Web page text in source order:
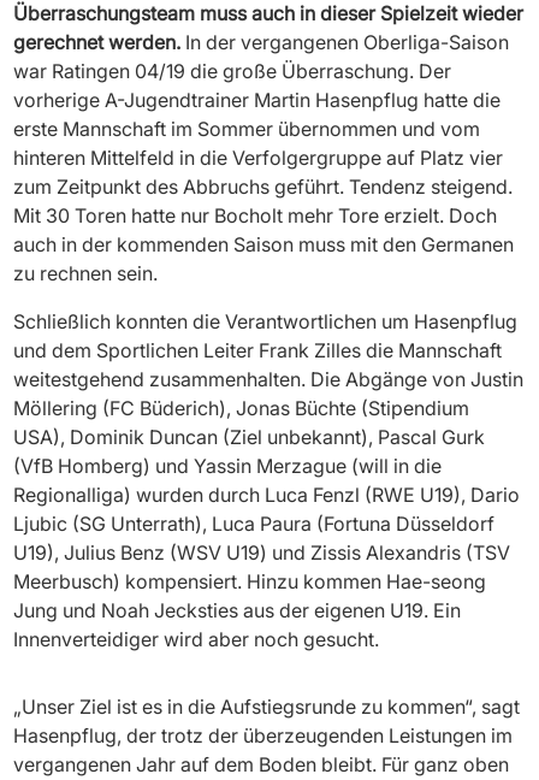
Überraschungsteam muss auch in dieser Spielzeit wieder
gerechnet werden. In der vergangenen Oberliga-Saison
war Ratingen 04/19 die große Überraschung. Der
vorherige A-Jugendtrainer Martin Hasenpflug hatte die
erste Mannschaft im Sommer übernommen und vom
hinteren Mittelfeld in die Verfolgergruppe auf Platz vier
zum Zeitpunkt des Abbruchs geführt. Tendenz steigend.
Mit 30 Toren hatte nur Bocholt mehr Tore erzielt. Doch
auch in der kommenden Saison muss mit den Germanen
zu rechnen sein.
Schließlich konnten die Verantwortlichen um Hasenpflug
und dem Sportlichen Leiter Frank Zilles die Mannschaft
weitestgehend zusammenhalten. Die Abgänge von Justin
Möllering (FC Büderich), Jonas Büchte (Stipendium
USA), Dominik Duncan (Ziel unbekannt), Pascal Gurk
(VfB Homberg) und Yassin Merzague (will in die
Regionalliga) wurden durch Luca Fenzl (RWE U19), Dario
Ljubic (SG Unterrath), Luca Paura (Fortuna Düsseldorf
U19), Julius Benz (WSV U19) und Zissis Alexandris (TSV
Meerbusch) kompensiert. Hinzu kommen Hae-seong
Jung und Noah Jecksties aus der eigenen U19. Ein
Innenverteidiger wird aber noch gesucht.
„Unser Ziel ist es in die Aufstiegsrunde zu kommen“, sagt
Hasenpflug, der trotz der überzeugenden Leistungen im
vergangenen Jahr auf dem Boden bleibt. Für ganz oben